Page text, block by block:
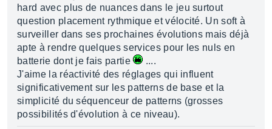
hard avec plus de nuances dans le jeu surtout
question placement rythmique et vélocité. Un soft à
surveiller dans ses prochaines évolutions mais déjà
apte à rendre quelques services pour les nuls en
batterie dont je fais partie
....
J'aime la réactivité des réglages qui influent
significativement sur les patterns de base et la
simplicité du séquenceur de patterns (grosses
possibilités d'évolution à ce niveau).